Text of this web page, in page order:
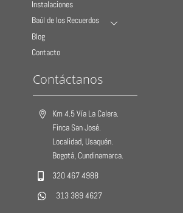
Instalaciones
Baúl de los Recuerdos
Blog
Contacto
Contáctanos
Km 4.5 Vía La Calera.
Finca San José.
Localidad, Usaquén.
Bogotá, Cundinamarca.
320 467 4988
313 389 4627